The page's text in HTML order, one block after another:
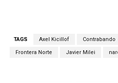
TAGS Axel Kicillof Contrabando
Frontera Norte Javier Milei